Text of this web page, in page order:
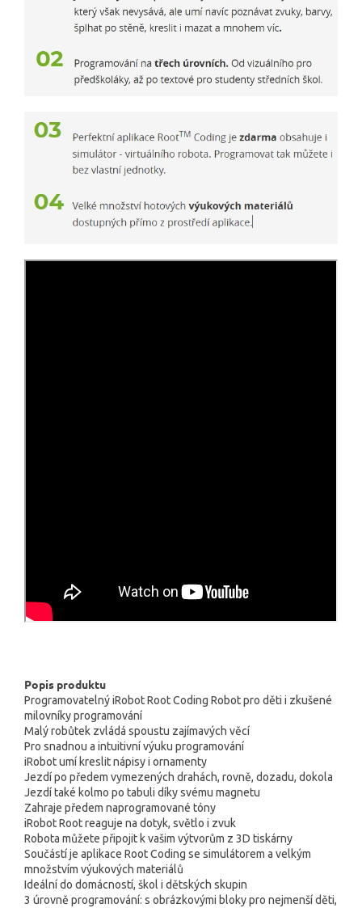
Popis produktu
Programovatelný iRobot Root Coding Robot pro děti i zkušené
milovníky programování
Malý robůtek zvládá spoustu zajímavých věcí
Pro snadnou a intuitivní výuku programování
iRobot umí kreslit nápisy i ornamenty
Jezdí po předem vymezených drahách, rovně, dozadu, dokola
Jezdí také kolmo po tabuli díky svému magnetu
Zahraje předem naprogramované tóny
iRobot Root reaguje na dotyk, světlo i zvuk
Robota můžete připojit k vašim výtvorům z 3D tiskárny
Součástí je aplikace Root Coding se simulátorem a velkým
množstvím výukových materiálů
Ideální do domácností, škol i dětských skupin
3 úrovně programování: s obrázkovými bloky pro nejmenší děti,